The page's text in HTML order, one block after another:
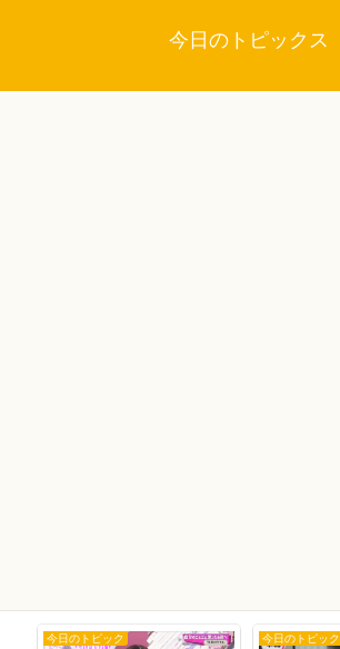
今日のトピックス
今日のトピック 今日のトピック